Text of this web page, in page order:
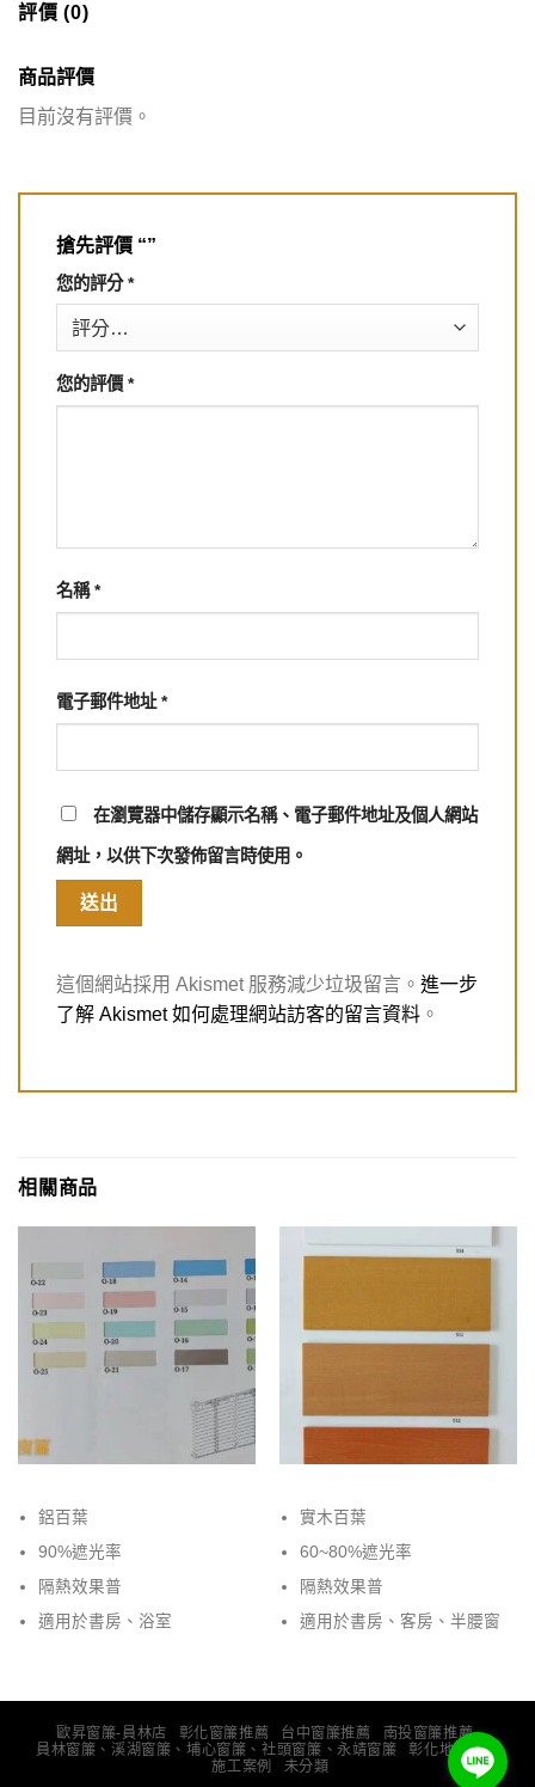
評價 (0)
商品評價
目前沒有評價。
搶先評價 “”
您的評分*
您的評價 *
名稱*
電子郵件地址*
在瀏覽器中儲存顯示名稱、電子郵件地址及個人網站
網址，以供下次發佈留言時使用。
這個網站採用 Akismet 服務減少垃圾留言。 進一步
了解 Akismet 如何處理網站訪客的留言資料 。
相關商品
鋁百葉
90%遮光率
隔熱效果普
適用於書房、浴室
實木百葉
60~80%遮光率
隔熱效果普
適用於書房、客房、半腰窗
歐昇窗簾-員林店 彰化窗簾推薦 台中窗簾推薦
南投窗簾推薦
員林窗簾、溪湖窗簾、埔心窗簾、社頭窗簾、永靖窗簾
彰化地板推薦
施工案例
未分類